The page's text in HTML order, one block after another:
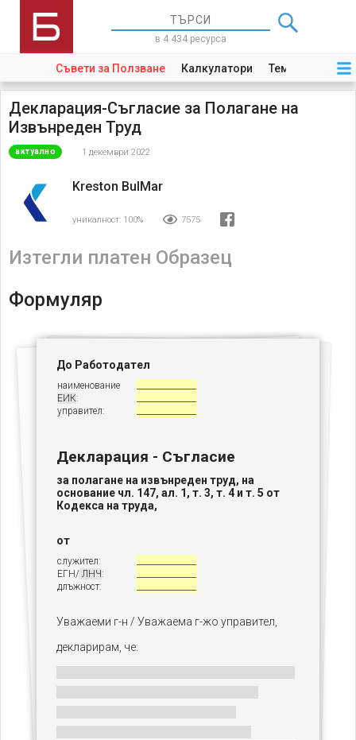
в 4 434 ресурса
Съвети за Ползване Калкулатори Теми Закони
Декларация-Съгласие за Полагане на
Извънреден Труд
актуално 1 декември 2022
Kreston BulMar
уникалност: 100% 7575
Изтегли платен Образец
Формуляр
До Работодател
наименование
ЕИК:
управител:
Декларация - Съгласие
за полагане на извънреден труд, на
основание чл. 147, ал. 1, т. 3, т. 4 и т. 5 от
Кодекса на труда,
от
служител:
ЕГН/ ЛНЧ:
длъжност:
Уважаеми г-н / Уважаема г-жо управител,
декларирам, че: